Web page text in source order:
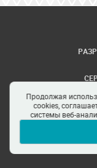
Продолжая
cookies,
системы веб-